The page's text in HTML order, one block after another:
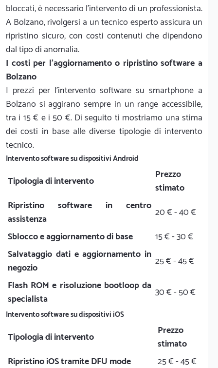
bloccati, è necessario l'intervento di un professionista.
A Bolzano, rivolgersi a un tecnico esperto assicura un
ripristino sicuro, con costi contenuti che dipendono
dal tipo di anomalia.
I costi per l'aggiornamento o ripristino software a
Bolzano
I prezzi per l'intervento software su smartphone a
Bolzano si aggirano sempre in un range accessibile,
tra i 15 € e i 50 €. Di seguito ti mostriamo una stima
dei costi in base alle diverse tipologie di intervento
tecnico.
Intervento software su dispositivi Android
Tipologia di intervento
Prezzo
stimato
Ripristino software in centro
assistenza
20 € - 40 €
Sblocco e aggiornamento di base
15 € - 30 €
Salvataggio dati e aggiornamento in
negozio
25 € - 45 €
Flash ROM e risoluzione bootloop da
specialista
30 € - 50 €
Intervento software su dispositivi iOS
Tipologia di intervento
Prezzo
stimato
Ripristino iOS tramite DFU mode
25 € - 45 €